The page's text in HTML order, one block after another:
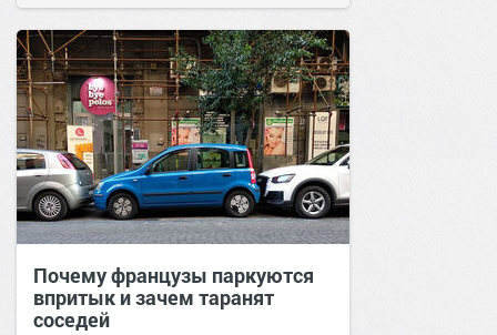
Почему французы паркуются
впритык и зачем таранят
соседей